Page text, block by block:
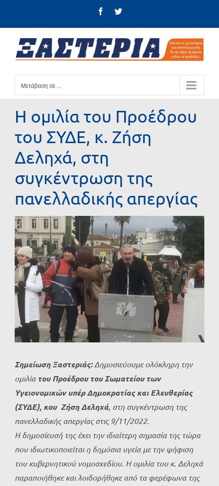
FacebookTwitter
Μετάβαση σε ...
Η ομιλία του Προέδρου
του ΣΥΔΕ, κ. Ζήση
Δεληχά, στη
συγκέντρωση της
πανελλαδικής απεργίας
Προβολή
μεγαλύτερης
εικόνας
Σημείωση Ξαστεριάς:Δημοσιεύουμε ολόκληρη την
ομιλίατου Προέδρου του Σωματείου των
Υγειονομικών υπέρ Δημοκρατίας και Ελευθερίας
(ΣΥΔΕ), κου Ζήση Δεληχά, στη συγκέντρωση της
πανελλαδικής απεργίας στις 9/11/2022.
Η δημοσίευσή της έχει την ιδιαίτερη σημασία της τώρα
που ιδιωτικοποιείται η δημόσια υγεία με την ψήφιση
του κυβερνητικού νομοσχεδίου. Η ομιλία του κ. Δεληχά
παραποιήθηκε και λοιδορήθηκε από τα φερέφωνα της